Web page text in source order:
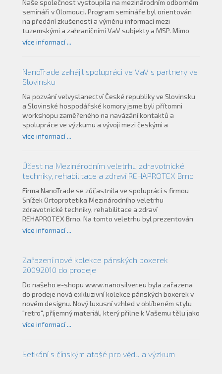
klimatických podmínkách. Velmi efektivní je jeho
využitelnost jak pro začátečníky, tak i pro špičkové
sportovce, instruktory nebo trenéry.Pokud vás tato
technogie zaujala a máte zájem o její pořízení, vyžádejte
si další detaily na Tato e-mailová adresa je chráněna
= ''; var prefix = 'ma' + 'il' + 'to'; var path = 'hr' + 'ef' + '=';
var addyfc6db8b4bed9b414d8c4f30049e89fb9 =
'torcik' + '@';
addyfc6db8b4bed9b414d8c4f30049e89fb9 =
addyfc6db8b4bed9b414d8c4f30049e89fb9 +
'nanotrade' + '.' + 'cz'; var
addy_textfc6db8b4bed9b414d8c4f30049e89fb9 =
+=
''+addy_textfc6db8b4bed9b414d8c4f30049e89fb9+'';
Naše společnost vystoupila na mezinárodním odborném
semináři v Olomouci. Program semináře byl orientován
na předání zkušeností a výměnu informací mezi
tuzemskými a zahraničními VaV subjekty a MSP. Mimo
praktické ukázky transferu technologií byly
nové perspektivní obchodní kontakty.
více informací ...
NanoTrade zahájil spolupráci ve VaV s partnery ve
Slovinsku
Na pozvání velvyslanectví České republiky ve Slovinsku
a Slovinské hospodářské komory jsme byli přítomni
workshopu zaměřeného na navázání kontaktů a
spolupráce ve výzkumu a vývoji mezi českými a
slovinskými partnery. Několik jednání se slovinskými
mezinárodní spolupráci.
více informací ...
Účast na Mezinárodním veletrhu zdravotnické
techniky, rehabilitace a zdraví REHAPROTEX Brno
Firma NanoTrade se zůčastnila ve spolupráci s firmou
Snížek Ortoprotetika Mezinárodního veletrhu
zdravotnické techniky, rehabilitace a zdraví
REHAPROTEX Brno. Na tomto veletrhu byl prezentován
kompletní sortiment zboží značky nanosilver a navázány
více informací ...
Zařazení nové kolekce pánských boxerek
20092010 do prodeje
Do našeho e-shopu www.nanosilver.eu byla zařazena
do prodeje nová exkluzivní kolekce pánských boxerek v
novém designu. Nový luxusní vzhled v oblíbeném stylu
"retro", příjemný materiál, který přilne k Vašemu tělu jako
“druhá kůže” splní požadavky i těch nejnáročnějších
více informací ...
Setkání s čínským atašé pro vědu a výzkum